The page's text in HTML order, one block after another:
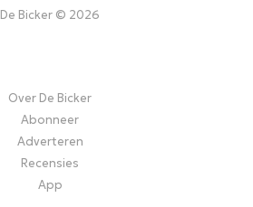
De Bicker © 2026
Over De Bicker
Abonneer
Adverteren
Recensies
App